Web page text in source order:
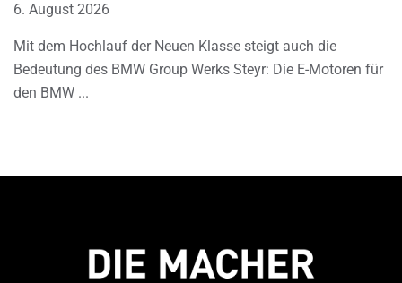
6. August 2026
Mit dem Hochlauf der Neuen Klasse steigt auch die
Bedeutung des BMW Group Werks Steyr: Die E-Motoren für
den BMW